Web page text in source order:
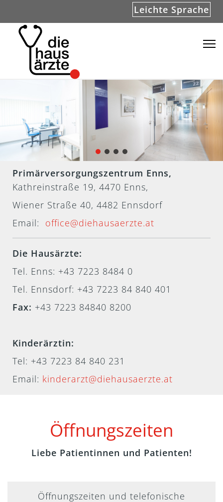
Leichte Sprache
Primärversorgungszentrum Enns,
Kathreinstraße 19, 4470 Enns,
Wiener Straße 40, 4482 Ennsdorf
Email: office@diehausaerzte.at
Die Hausärzte:
Tel. Enns: +43 7223 8484 0
Tel. Ennsdorf: +43 7223 84 840 401
Fax: +43 7223 84840 8200
Kinderärztin:
Tel: +43 7223 84 840 231
Email: kinderarzt@diehausaerzte.at
Öffnungszeiten
Liebe Patientinnen und Patienten!
Öffnungszeiten und telefonische